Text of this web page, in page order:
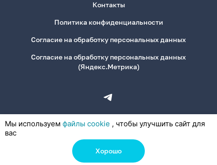
Контакты
Политика конфиденциальности
Согласие на обработку персональных данных
Согласие на обработку персональных данных
(Яндекс.Метрика)
© 2026, ООО «Деловая Канцелярия»
Мы используем файлы cookie , чтобы улучшить сайт для
вас
Хорошо